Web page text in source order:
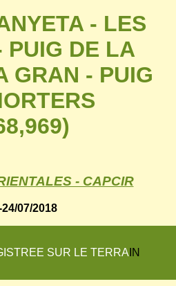
- LES
PUIG DE LA
GRAN - PUIG
- CAPCIR
07/2018
STREE SUR LE TERRA N